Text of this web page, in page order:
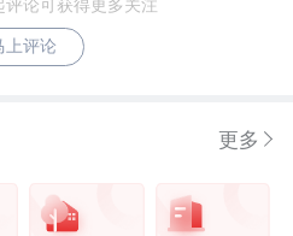
论可获得更多关注
上评论
更多